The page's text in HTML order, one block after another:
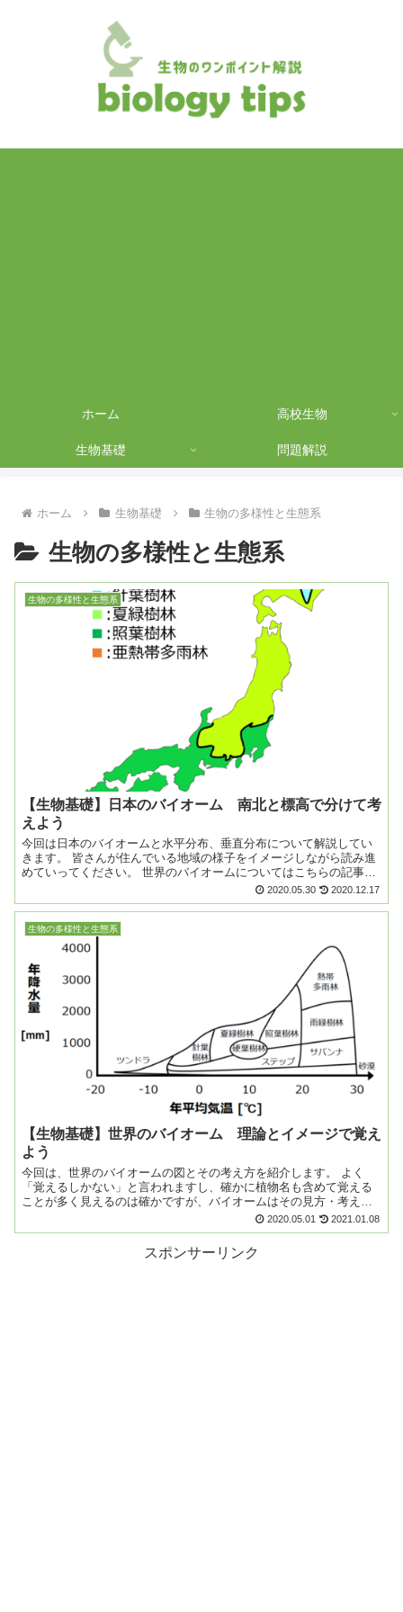
ホーム 高校生物
生物基礎 問題解説
ホーム 生物基礎 生物の多様性と生態系
生物の多様性と生態系
生物の多様性と生態系
【生物基礎】日本のバイオーム 南北と標高で分けて考
えよう
今回は日本のバイオームと水平分布、垂直分布について解説してい
きます。 皆さんが住んでいる地域の様子をイメージしながら読み進
めていってください。 世界のバイオームについてはこちらの記事を
2020.05.30 2020.12.17
生物の多様性と生態系
【生物基礎】世界のバイオーム 理論とイメージで覚え
よう
今回は、世界のバイオームの図とその考え方を紹介します。 よく
「覚えるしかない」と言われますし、確かに植物名も含めて覚える
ことが多く見えるのは確かですが、バイオームはその見方・考え方
を知ると覚えるのも楽になり、応用も効くようになります...
2020.05.01 2021.01.08
スポンサーリンク